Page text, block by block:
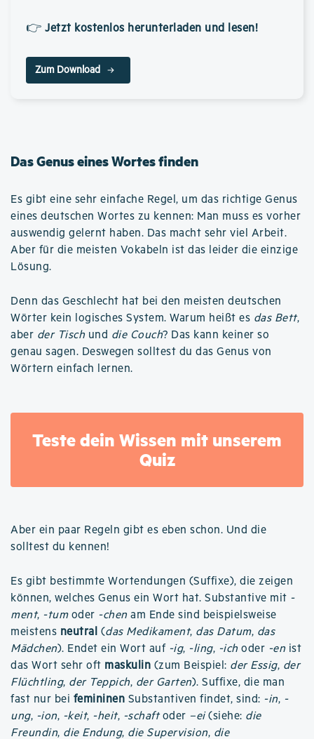
👉 Jetzt kostenlos herunterladen und lesen!
Zum Download
Das Genus eines Wortes finden
Es gibt eine sehr einfache Regel, um das richtige Genus
eines deutschen Wortes zu kennen: Man muss es vorher
auswendig gelernt haben. Das macht sehr viel Arbeit.
Aber für die meisten Vokabeln ist das leider die einzige
Lösung.
Denn das Geschlecht hat bei den meisten deutschen
Wörter kein logisches System. Warum heißt es das Bett,
aber der Tisch und die Couch? Das kann keiner so
genau sagen. Deswegen solltest du das Genus von
Wörtern einfach lernen.
Teste dein Wissen mit unserem
Quiz
Aber ein paar Regeln gibt es eben schon. Und die
solltest du kennen!
Es gibt bestimmte Wortendungen (Suffixe), die zeigen
können, welches Genus ein Wort hat. Substantive mit -
ment, -tumoder -chen am Ende sind beispielsweise
meistens neutral (das Medikament, das Datum, das
Mädchen). Endet ein Wort auf -ig, -ling, -ich oder -en ist
das Wort sehr oft maskulin (zum Beispiel: der Essig, der
Flüchtling, der Teppich, der Garten). Suffixe, die man
fast nur bei femininen Substantiven findet, sind: -in, -
ung, -ion, -keit, -heit, -schaftoder –ei(siehe: die
Freundin, die Endung, die Supervision, die